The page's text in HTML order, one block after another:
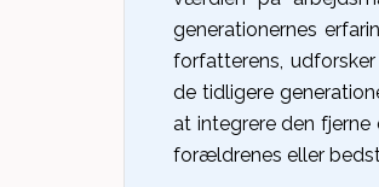
generationernes
forfatterens,
de tidligere
at integrere den
forældrenes eller